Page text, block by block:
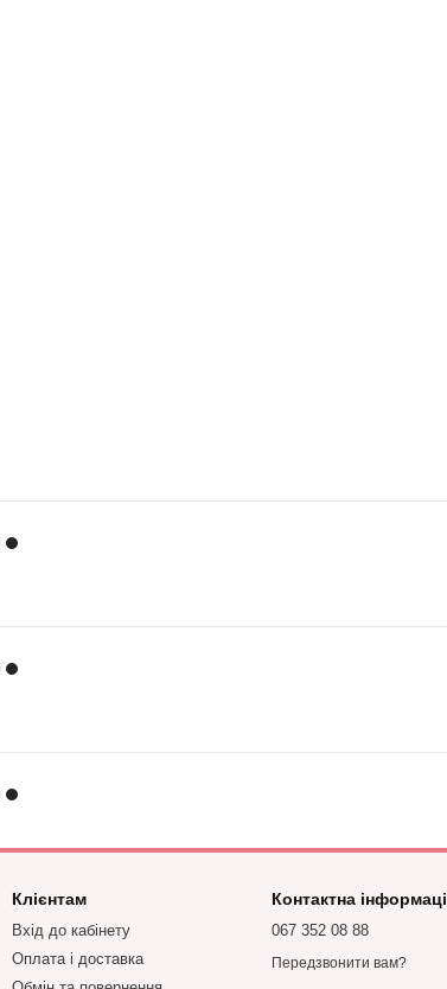
Клієнтам
Вхід до кабінету
Оплата і доставка
Контактна
067 352 08 88
Передзвонити вам?